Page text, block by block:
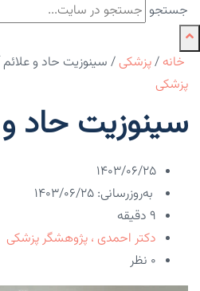
جستجو
خانه /پزشکی / سینوزیت حاد و علائم
پزشکی
سینوزیت حاد
۱۴۰۳/۰۶/۲۵
به‌روزرسانی: ۱۴۰۳/۰۶/۲۵
9 دقیقه
دکتر احمدی ، پژوهشگر پزشکی
۰ نظر